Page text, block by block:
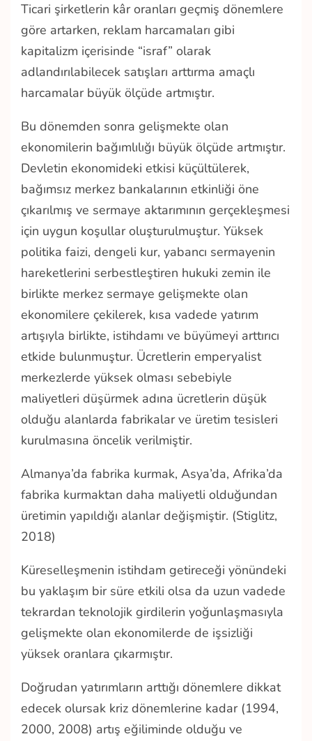
Ticari şirketlerin kâr oranları geçmiş dönemlere
göre artarken, reklam harcamaları gibi
kapitalizm içerisinde “israf” olarak
adlandırılabilecek satışları arttırma amaçlı
harcamalar büyük ölçüde artmıştır.
Bu dönemden sonra gelişmekte olan
ekonomilerin bağımlılığı büyük ölçüde artmıştır.
Devletin ekonomideki etkisi küçültülerek,
bağımsız merkez bankalarının etkinliği öne
çıkarılmış ve sermaye aktarımının gerçekleşmesi
için uygun koşullar oluşturulmuştur. Yüksek
politika faizi, dengeli kur, yabancı sermayenin
hareketlerini serbestleştiren hukuki zemin ile
birlikte merkez sermaye gelişmekte olan
ekonomilere çekilerek, kısa vadede yatırım
artışıyla birlikte, istihdamı ve büyümeyi arttırıcı
etkide bulunmuştur. Ücretlerin emperyalist
merkezlerde yüksek olması sebebiyle
maliyetleri düşürmek adına ücretlerin düşük
olduğu alanlarda fabrikalar ve üretim tesisleri
kurulmasına öncelik verilmiştir.
Almanya’da fabrika kurmak, Asya’da, Afrika’da
fabrika kurmaktan daha maliyetli olduğundan
üretimin yapıldığı alanlar değişmiştir. (Stiglitz,
2018)
Küreselleşmenin istihdam getireceği yönündeki
bu yaklaşım bir süre etkili olsa da uzun vadede
tekrardan teknolojik girdilerin yoğunlaşmasıyla
gelişmekte olan ekonomilerde de işsizliği
yüksek oranlara çıkarmıştır.
Doğrudan yatırımların arttığı dönemlere dikkat
edecek olursak kriz dönemlerine kadar (1994,
2000, 2008) artış eğiliminde olduğu ve